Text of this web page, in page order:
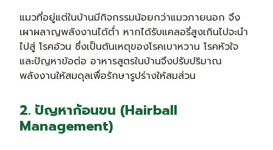
แมวที่อยู่แต่ในบ้านมีกิจกรรมน้อยกว่าแมวภายนอก จึง
เผาผลาญพลังงานได้ต่ำ หากได้รับแคลอรี่สูงเกินไปจะนำ
ไปสู่ โรคอ้วน ซึ่งเป็นต้นเหตุของโรคเบาหวาน โรคหัวใจ
และปัญหาข้อต่อ อาหารสูตรในบ้านจึงปรับปริมาณ
พลังงานให้สมดุลเพื่อรักษารูปร่างให้สมส่วน
2. ปัญหาก้อนขน (Hairball
Management)